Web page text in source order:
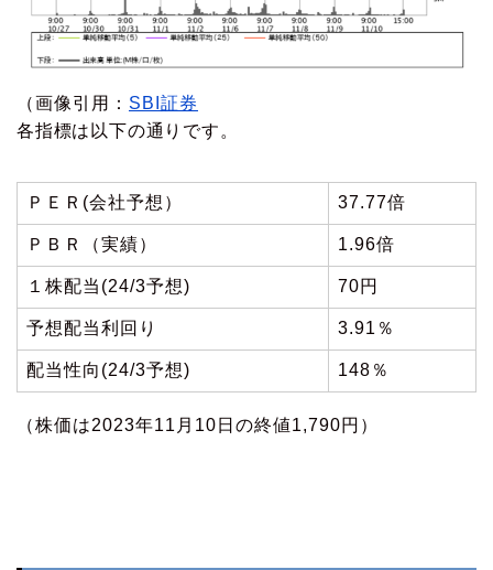
（画像引用： SBI証券
各指標は以下の通りです。
ＰＥＲ(会社予想） 37.77倍
ＰＢＲ（実績） 1.96倍
１株配当(24/3予想) 70円
予想配当利回り 3.91％
配当性向(24/3予想) 148％
（株価は2023年11月10日の終値1,790円）